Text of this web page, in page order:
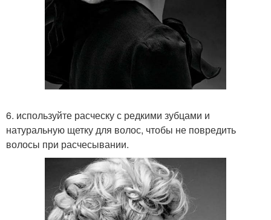
6. используйте расческу с редкими зубцами и
натуральную щетку для волос, чтобы не повредить
волосы при расчесывании.